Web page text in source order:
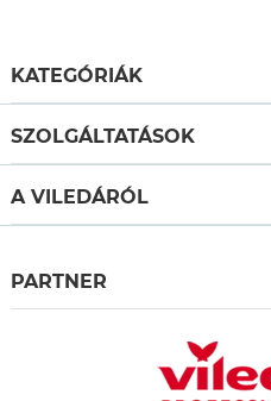
KATEGÓRIÁK
SZOLGÁLTATÁSOK
A VILEDÁRÓL
PARTNER